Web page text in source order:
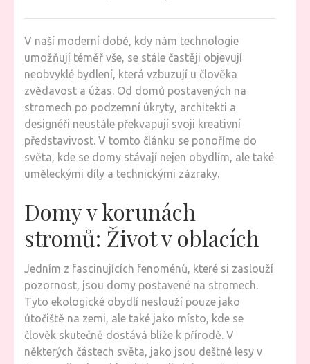
V naší moderní době, kdy nám technologie
umožňují téměř vše, se stále častěji objevují
neobvyklé bydlení, která vzbuzují u člověka
zvědavost a úžas. Od domů postavených na
stromech po podzemní úkryty, architekti a
designéři neustále překvapují svoji kreativní
představivost. V tomto článku se ponoříme do
světa, kde se domy stávají nejen obydlím, ale také
uměleckými díly a technickými zázraky.
Domy v korunách
stromů: Život v oblacích
Jedním z fascinujících fenoménů, které si zaslouží
pozornost, jsou domy postavené na stromech.
Tyto ekologické obydlí neslouží pouze jako
útočiště na zemi, ale také jako místo, kde se
člověk skutečně dostává blíže k přírodě. V
některých částech světa, jako jsou deštné lesy v